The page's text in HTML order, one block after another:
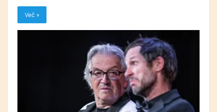
Več »